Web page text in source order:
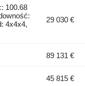
100.68
4x4x4,
29 030 €
89 131 €
45 815 €